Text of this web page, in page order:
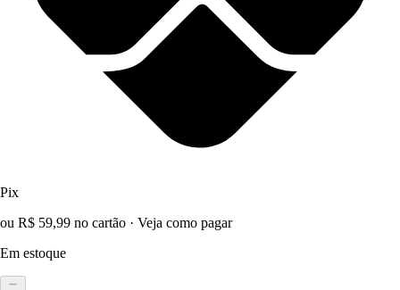
Pix
ou R$ 59,99 no cartão · Veja como pagar
Em estoque